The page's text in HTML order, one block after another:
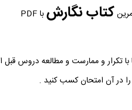
کتاب نگارش با PDF
تکرار و ممارست و مطالعه دروس
را در آن امتحان کسب کنید .